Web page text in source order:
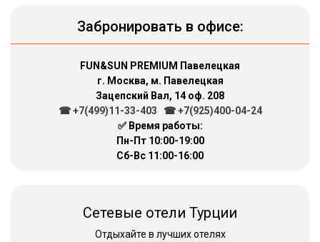
Забронировать в офисе:
FUN&SUN PREMIUM Павелецкая
г. Москва, м. Павелецкая
Зацепский Вал, 14 оф. 208
☎ +7(499)11-33-403
☎ +7(925)400-04-24
✅ Время работы:
Пн-Пт 10:00-19:00
Сб-Вс 11:00-16:00
Сетевые отели Турции
Отдыхайте в лучших отелях